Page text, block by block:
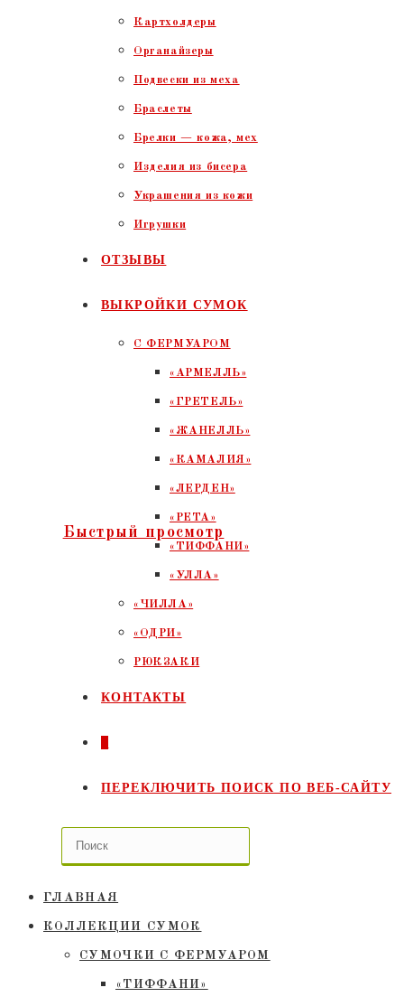
Картхолдеры
Органайзеры
Подвески из меха
Браслеты
Брелки — кожа, мех
Изделия из бисера
Украшения из кожи
Игрушки
ОТЗЫВЫ
ВЫКРОЙКИ СУМОК
С ФЕРМУАРОМ
«АРМЕЛЛЬ»
«ГРЕТЕЛЬ»
«ЖАНЕЛЛЬ»
«КАМАЛИЯ»
«ЛЕРДЕН»
«РЕТА»
«ТИФФАНИ»
«УЛЛА»
«ЧИЛЛА»
«ОДРИ»
РЮКЗАКИ
КОНТАКТЫ
ПЕРЕКЛЮЧИТЬ ПОИСК ПО ВЕБ-САЙТУ
ГЛАВНАЯ
КОЛЛЕКЦИИ СУМОК
СУМОЧКИ C ФЕРМУАРОМ
«ТИФФАНИ»
Быстрый просмотр